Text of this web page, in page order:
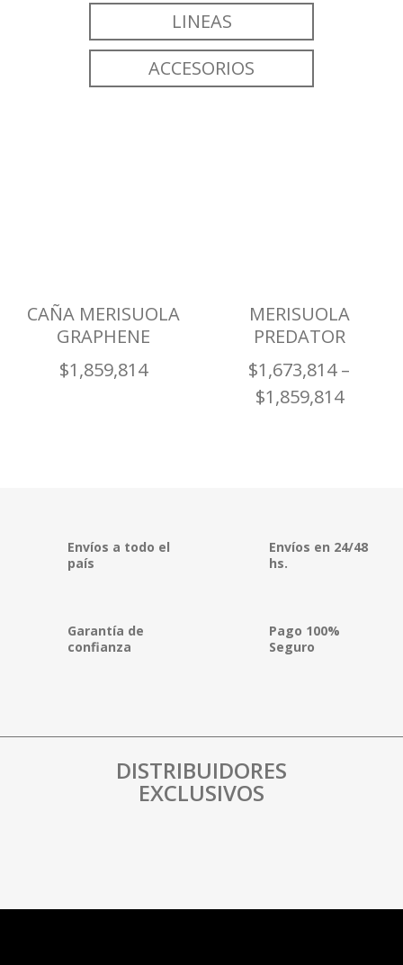
LINEAS
ACCESORIOS
CAÑA MERISUOLA
GRAPHENE
$1,859,814
MERISUOLA
PREDATOR
$1,673,814–
$1,859,814
Envíos a todo el
país
Envíos en 24/48
hs.
Garantía de
confianza
Pago 100%
Seguro
DISTRIBUIDORES
EXCLUSIVOS